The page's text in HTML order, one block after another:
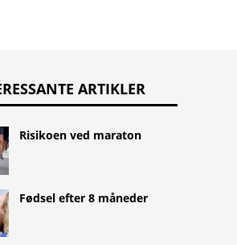
ARTIKLER
Risikoen ved maraton
Fødsel efter 8 måneder